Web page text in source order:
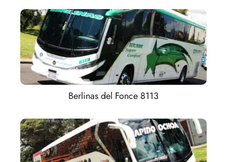
Berlinas del Fonce 8113